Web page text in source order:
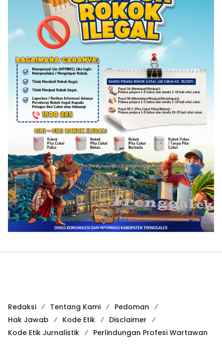
Redaksi Tentang Kami
Pedoman
Hak Jawab
Kode Etik
Disclaimer
Kode Etik Jurnalistik
Perlindungan Profesi Wartawan